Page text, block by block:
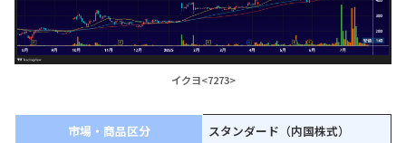
イクヨ<7273>
市場・商品区分 スタンダード（内国株式）